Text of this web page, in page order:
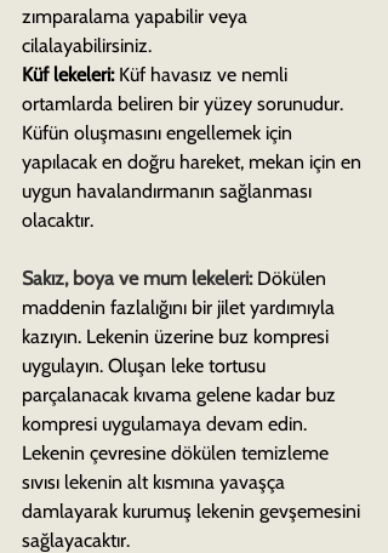
zımparalama yapabilir veya
cilalayabilirsiniz.
Küf lekeleri: Küf havasız ve nemli
ortamlarda beliren bir yüzey sorunudur.
Küfün oluşmasını engellemek için
yapılacak en doğru hareket, mekan için en
uygun havalandırmanın sağlanması
olacaktır.
Sakız, boya ve mum lekeleri: Dökülen
maddenin fazlalığını bir jilet yardımıyla
kazıyın. Lekenin üzerine buz kompresi
uygulayın. Oluşan leke tortusu
parçalanacak kıvama gelene kadar buz
kompresi uygulamaya devam edin.
Lekenin çevresine dökülen temizleme
sıvısı lekenin alt kısmına yavaşça
damlayarak kurumuş lekenin gevşemesini
sağlayacaktır.